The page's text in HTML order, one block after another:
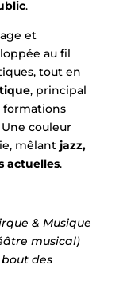
.
et
au fil
tout en
, principal
couleur
mêlant jazz,
actuelles.
& Musique
musical)
des